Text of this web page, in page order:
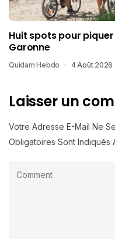
Huit spots pour
Garonne
Quidam Hebdo 4 Août 2026
Laisser un
Votre Adresse E-Mail Ne
Obligatoires Sont Indiqués